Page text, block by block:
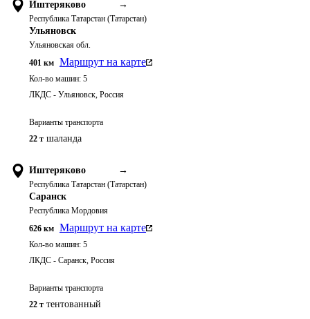
Иштеряково →
Республика Татарстан (Татарстан)
Ульяновск
Ульяновская обл.
401 км Маршрут на карте
Кол-во машин: 5
ЛКДС - Ульяновск, Россия
Варианты транспорта
22 т шаланда
Иштеряково →
Республика Татарстан (Татарстан)
Саранск
Республика Мордовия
626 км Маршрут на карте
Кол-во машин: 5
ЛКДС - Саранск, Россия
Варианты транспорта
22 т тентованный